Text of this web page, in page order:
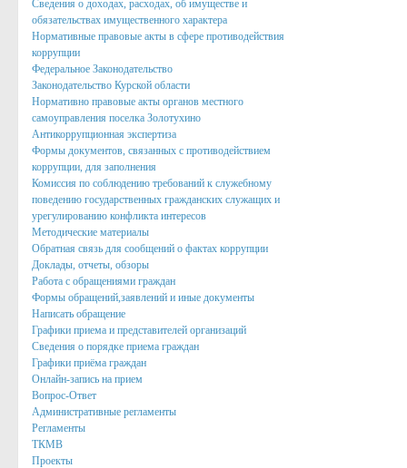
Перечень систем и реестров
Муниципальные закупки
График Приема
Защита населения и территорий от чрезвычайных ситуаций
Профилактика коррупции и иных правонарушений
Общественный совет профилактики правонарушений в
Нормотворческая деятельность
Администрация
Проекты
Порядок обжалования нормативных правовых
Нормативные акты
Сведения о доходах, расходах, об имуществе и
обязательствах имущественного характера
Нормативные правовые акты в сфере противодействия
коррупции
Федеральное Законодательство
Законодательство Курской области
Нормативно правовые акты органов местного
самоуправления поселка Золотухино
Антикоррупционная экспертиза
Формы документов, связанных с противодействием
коррупции, для заполнения
Комиссия по соблюдению требований к служебному
поведению государственных гражданских служащих и
урегулированию конфликта интересов
Методические материалы
Обратная связь для сообщений о фактах коррупции
Доклады, отчеты, обзоры
Работа с обращениями граждан
Формы обращений,заявлений и иные документы
Написать обращение
Графики приема и представителей организаций
Сведения о порядке приема граждан
Графики приёма граждан
Онлайн-запись на прием
Вопрос-Ответ
Административные регламенты
Регламенты
ТКМВ
Проекты